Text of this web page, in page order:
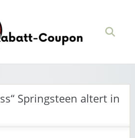
Springsteen altert in